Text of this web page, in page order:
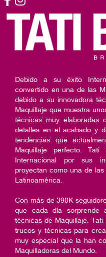
Debido a su éxito
convertido en una de las
debido a su innovadora
Maquillaje que muestra
técnicas muy elaboradas
detalles en el acabado y
tendencias que
Maquillaje perfecto.
Internacional por sus
proyectan como una de
Latinoamérica.
Con más de 390K
que cada día sorprende
técnicas de Maquillaje.
trucos y técnicas para
muy especial que la han
Maquilladoras del Mundo.